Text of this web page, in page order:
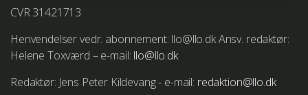
længere fungerer korrekt. Læs mere om dine muligheder
hos din valgte browserleverandør.
Explorerhttp://windows.microsoft.com/da-
CVR 31421713
Henvendelser vedr. abonnement: llo@llo.dk Ansv. redaktør:
Helene Toxværd – e-mail: llo@llo.dk
Redaktør: Jens Peter Kildevang - e-mail: redaktion@llo.dk